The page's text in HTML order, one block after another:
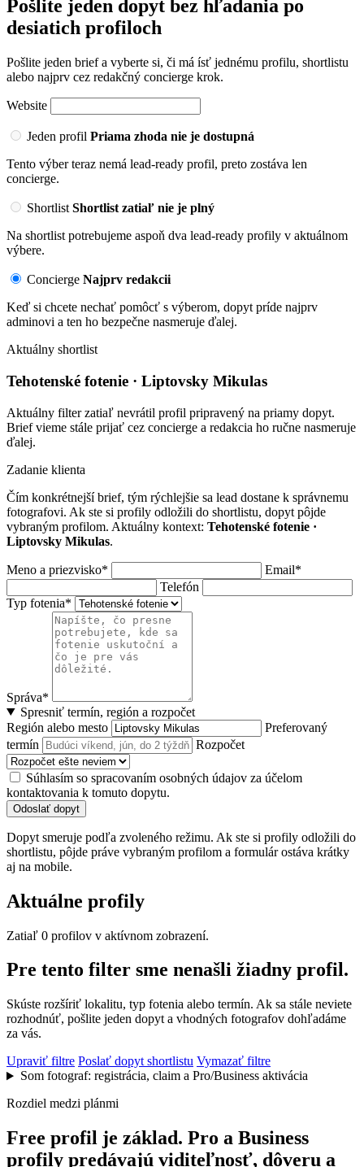
Pošlite jeden dopyt bez hľadania po
desiatich profiloch
Pošlite jeden brief a vyberte si, či má ísť jednému profilu, shortlistu
alebo najprv cez redakčný concierge krok.
Website
Jeden profil Priama zhoda nie je dostupná
Tento výber teraz nemá lead-ready profil, preto zostáva len
concierge.
Shortlist Shortlist zatiaľ nie je plný
Na shortlist potrebujeme aspoň dva lead-ready profily v aktuálnom
výbere.
Concierge Najprv redakcii
Keď si chcete nechať pomôcť s výberom, dopyt príde najprv
adminovi a ten ho bezpečne nasmeruje ďalej.
Aktuálny shortlist
Tehotenské fotenie · Liptovsky Mikulas
Aktuálny filter zatiaľ nevrátil profil pripravený na priamy dopyt.
Brief vieme stále prijať cez concierge a redakcia ho ručne nasmeruje
ďalej.
Zadanie klienta
Čím konkrétnejší brief, tým rýchlejšie sa lead dostane k správnemu
fotografovi. Ak ste si profily odložili do shortlistu, dopyt pôjde
vybraným profilom. Aktuálny kontext: Tehotenské fotenie ·
Liptovsky Mikulas.
Meno a priezvisko*
Email*
Telefón
Typ fotenia*
Správa*
Spresniť termín, región a rozpočet
Región alebo mesto
Preferovaný
termín
Rozpočet
Súhlasím so spracovaním osobných údajov za účelom
kontaktovania k tomuto dopytu.
Odoslať dopyt
Dopyt smeruje podľa zvoleného režimu. Ak ste si profily odložili do
shortlistu, pôjde práve vybraným profilom a formulár ostáva krátky
aj na mobile.
Aktuálne profily
Zatiaľ 0 profilov v aktívnom zobrazení.
Pre tento filter sme nenašli žiadny profil.
Skúste rozšíriť lokalitu, typ fotenia alebo termín. Ak sa stále neviete
rozhodnúť, pošlite jeden dopyt a vhodných fotografov dohľadáme
za vás.
Upraviť filtre Poslať dopyt shortlistu Vymazať filtre
Som fotograf: registrácia, claim a Pro/Business aktivácia
Rozdiel medzi plánmi
Free profil je základ. Pro a Business
profily predávajú viditeľnosť, dôveru a